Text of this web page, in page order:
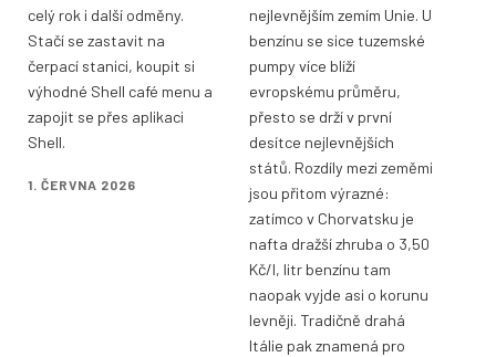
celý rok i další odměny.
Stačí se zastavit na
čerpací stanici, koupit si
výhodné Shell café menu a
zapojit se přes aplikaci
Shell.
1. ČERVNA 2026
nejlevnějším zemím Unie. U
benzínu se sice tuzemské
pumpy více blíží
evropskému průměru,
přesto se drží v první
desítce nejlevnějších
států. Rozdíly mezi zeměmi
jsou přitom výrazné:
zatímco v Chorvatsku je
nafta dražší zhruba o 3,50
Kč/l, litr benzínu tam
naopak vyjde asi o korunu
levněji. Tradičně drahá
Itálie pak znamená pro